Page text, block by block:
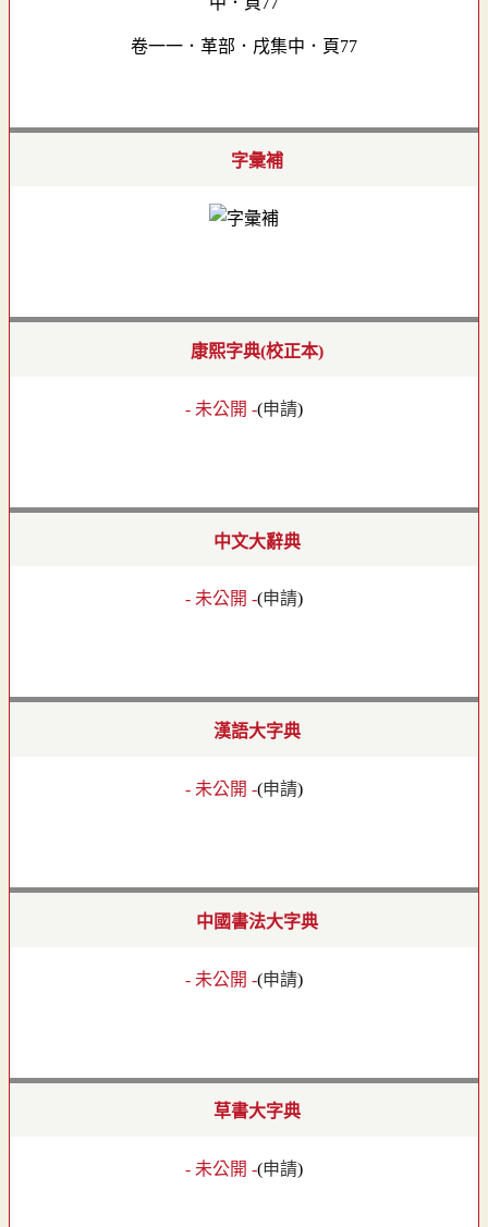
卷一一．革部．戌集中．頁77
字彙補
康熙字典(校正本)
- 未公開 -(申請)
中文大辭典
- 未公開 -(申請)
漢語大字典
- 未公開 -(申請)
中國書法大字典
- 未公開 -(申請)
草書大字典
- 未公開 -(申請)